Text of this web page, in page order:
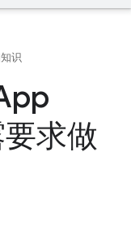
识
求做